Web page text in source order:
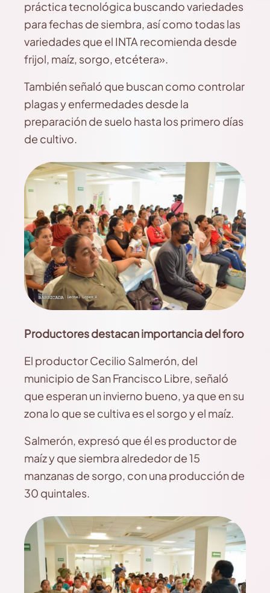
práctica tecnológica buscando variedades
para fechas de siembra, así como todas las
variedades que el INTA recomienda desde
frijol, maíz, sorgo, etcétera».
También señaló que buscan como controlar
plagas y enfermedades desde la
preparación de suelo hasta los primero días
de cultivo.
Productores destacan importancia del foro
El productor Cecilio Salmerón, del
municipio de San Francisco Libre, señaló
que esperan un invierno bueno, ya que en su
zona lo que se cultiva es el sorgo y el maíz.
Salmerón, expresó que él es productor de
maíz y que siembra alrededor de 15
manzanas de sorgo, con una producción de
30 quintales.